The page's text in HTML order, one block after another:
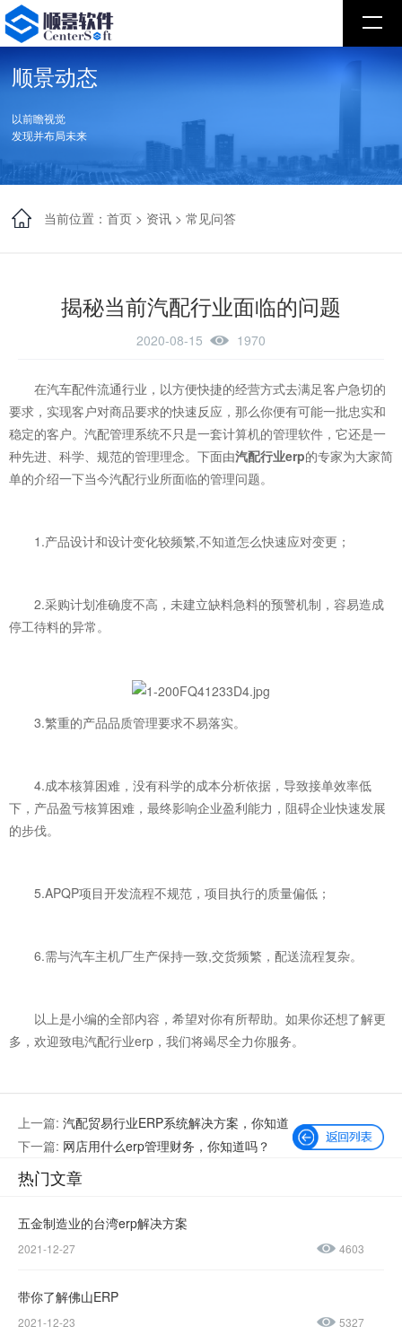
顺景动态
以前瞻视觉
发现并布局未来
当前位置：首页 > 资讯 >常见问答
揭秘当前汽配行业面临的问题
2020-08-15 1970
在汽车配件流通行业，以方便快捷的经营方式去满足客户急切的
要求，实现客户对商品要求的快速反应，那么你便有可能一批忠实和
稳定的客户。汽配管理系统不只是一套计算机的管理软件，它还是一
种先进、科学、规范的管理理念。下面由汽配行业erp的专家为大家简
单的介绍一下当今汽配行业所面临的管理问题。
1.产品设计和设计变化较频繁,不知道怎么快速应对变更；
2.采购计划准确度不高，未建立缺料急料的预警机制，容易造成
停工待料的异常。
3.繁重的产品品质管理要求不易落实。
4.成本核算困难，没有科学的成本分析依据，导致接单效率低
下，产品盈亏核算困难，最终影响企业盈利能力，阻碍企业快速发展
的步伐。
5.APQP项目开发流程不规范，项目执行的质量偏低；
6.需与汽车主机厂生产保持一致,交货频繁，配送流程复杂。
以上是小编的全部内容，希望对你有所帮助。如果你还想了解更
多，欢迎致电汽配行业erp，我们将竭尽全力你服务。
上一篇: 汽配贸易行业ERP系统解决方案，你知道
吗？
下一篇: 网店用什么erp管理财务，你知道吗？
热门文章
五金制造业的台湾erp解决方案
2021-12-27 4603
带你了解佛山ERP
2021-12-23 5327